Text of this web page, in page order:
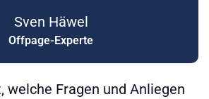
Sven Häwel
Offpage-Experte
welche Fragen und Anliegen